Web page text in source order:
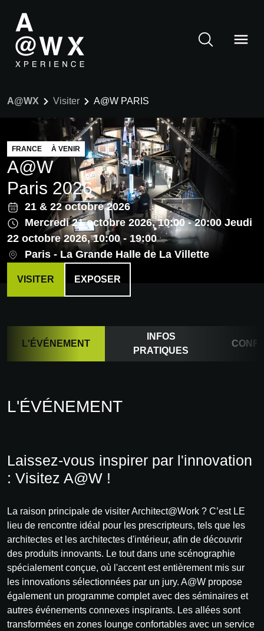
A@WX Visiter A@W PARIS
FRANCE À VENIR
A@W
Paris 2026
21 & 22 octobre 2026
Mercredi 21 octobre 2026, 10:00 - 20:00 Jeudi
22 octobre 2026, 10:00 - 19:00
Paris - La Grande Halle de La Villette
VISITER EXPOSER
L'ÉVÉNEMENT
INFOS
PRATIQUES
L'ÉVÉNEMENT
Laissez-vous inspirer par l'innovation
: Visitez A@W !
La raison principale de visiter Architect@Work ? C’est LE
lieu de rencontre idéal pour les prescripteurs, tels que les
architectes et les architectes d'intérieur, afin de découvrir
des produits innovants. Le tout dans une scénographie
spécialement conçue, où l'accent est entièrement mis sur
les innovations sélectionnées par un jury. A@W propose
également un programme complet avec des séminaires et
autres événements connexes inspirants. Les allées sont
transformées en zones lounge confortables avec un service